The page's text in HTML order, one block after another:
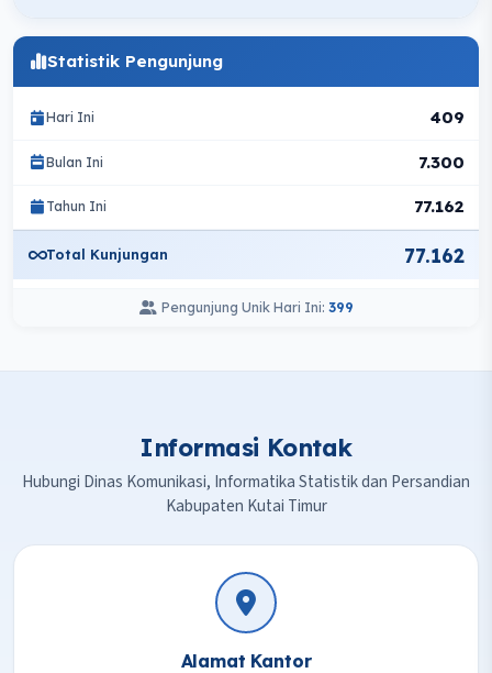
Statistik Pengunjung
Hari Ini 409
Bulan Ini 7.300
Tahun Ini 77.162
Total Kunjungan 77.162
Pengunjung Unik Hari Ini: 399
Informasi Kontak
Hubungi Dinas Komunikasi, Informatika Statistik dan Persandian
Kabupaten Kutai Timur
Alamat Kantor